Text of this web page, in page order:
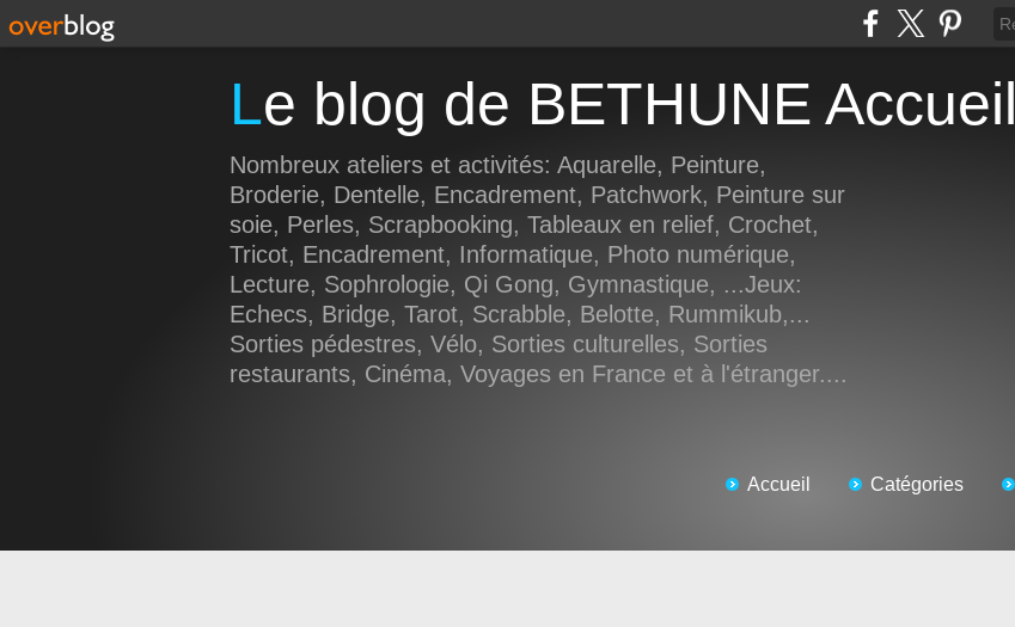
Le blog de BETHUNE Accueil
Nombreux ateliers et activités: Aquarelle, Peinture,
Broderie, Dentelle, Encadrement, Patchwork, Peinture sur
soie, Perles, Scrapbooking, Tableaux en relief, Crochet,
Tricot, Encadrement, Informatique, Photo numérique,
Lecture, Sophrologie, Qi Gong, Gymnastique, ...Jeux:
Echecs, Bridge, Tarot, Scrabble, Belotte, Rummikub,...
Sorties pédestres, Vélo, Sorties culturelles, Sorties
restaurants, Cinéma, Voyages en France et à l'étranger....
Accueil Catégories